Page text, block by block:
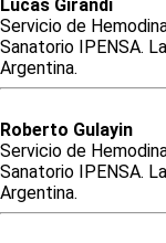
Lucas Girandi
Servicio de
Sanatorio IPENSA.
Argentina.
Roberto Gulayin
Servicio de
Sanatorio IPENSA.
Argentina.